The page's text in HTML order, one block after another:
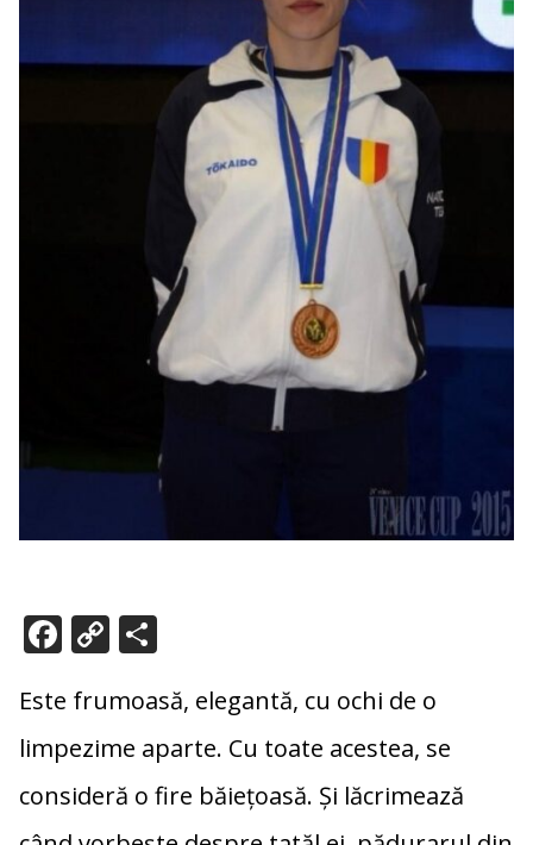
F
e
b
o
o
C
p
y
Li
n
P
ta
je
az
ă
Este frumoasă, elegantă, cu ochi de o
limpezime aparte. Cu toate acestea, se
consideră o fire băiețoasă. Și lăcrimează